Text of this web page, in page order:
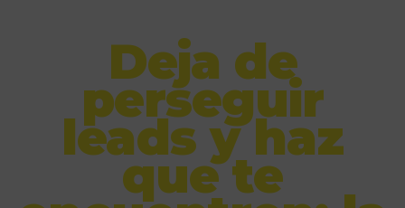
Deja de
perseguir
leads y haz
que te